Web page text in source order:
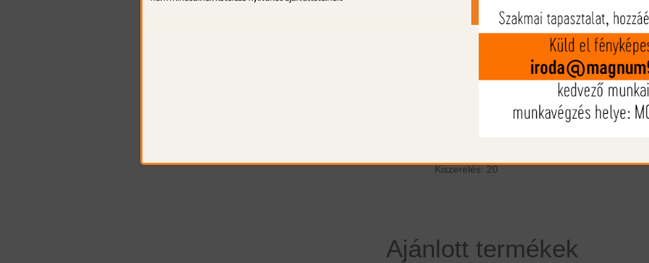
tömegéből több mint 90%-ot megőriz, mélyre
Lövedék típusa: ólom hegyű mag
Lövedék tömege: 180 gr/ 11,7 g
B.C.(ballisztikai együttható): .354
Csőtorkolati sebesség: 823 m/s
Kiszerelés: 20
Ajánlott termékek